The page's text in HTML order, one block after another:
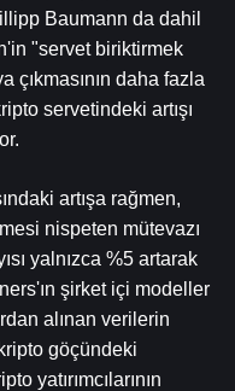
Baumann da dahil
"servet biriktirmek
çıkmasının daha fazla
servetindeki artışı
artışa rağmen,
nispeten mütevazı
yalnızca %5 artarak
şirket içi modeller
alınan verilerin
göçündeki
yatırımcılarının